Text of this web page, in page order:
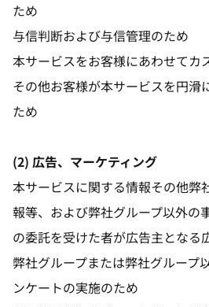
ため
与信判断および与信管理のため
本サービスをお客様にあわせてカ
その他お客様が本サービスを円滑
ため
(2) 広告、マーケティング
本サービスに関する情報その他弊
報等、および弊社グループ以外の
の委託を受けた者が広告主となる
弊社グループまたは弊社グループ
ンケートの実施のため